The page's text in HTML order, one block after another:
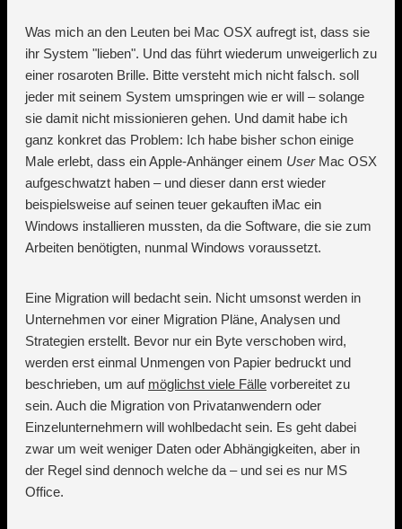
Was mich an den Leuten bei Mac OSX aufregt ist, dass sie
ihr System "lieben". Und das führt wiederum unweigerlich zu
einer rosaroten Brille. Bitte versteht mich nicht falsch. soll
jeder mit seinem System umspringen wie er will – solange
sie damit nicht missionieren gehen. Und damit habe ich
ganz konkret das Problem: Ich habe bisher schon einige
Male erlebt, dass ein Apple-Anhänger einem UserMac OSX
aufgeschwatzt haben – und dieser dann erst wieder
beispielsweise auf seinen teuer gekauften iMac ein
Windows installieren mussten, da die Software, die sie zum
Arbeiten benötigten, nunmal Windows voraussetzt.
Eine Migration will bedacht sein. Nicht umsonst werden in
Unternehmen vor einer Migration Pläne, Analysen und
Strategien erstellt. Bevor nur ein Byte verschoben wird,
werden erst einmal Unmengen von Papier bedruckt und
beschrieben, um auf möglichst viele Fälle vorbereitet zu
sein. Auch die Migration von Privatanwendern oder
Einzelunternehmern will wohlbedacht sein. Es geht dabei
zwar um weit weniger Daten oder Abhängigkeiten, aber in
der Regel sind dennoch welche da – und sei es nur MS
Office.